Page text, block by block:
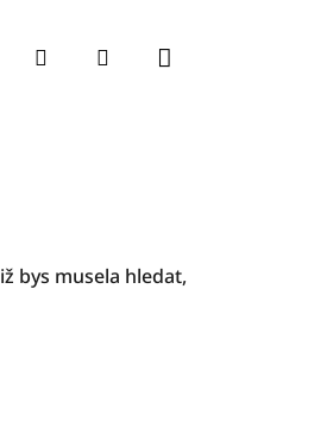
HledatPřihlášení
bys musela hledat,